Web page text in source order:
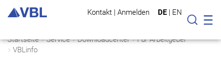
Kontakt | Anmelden DE | EN
Suche
Startseite Service Downloadcenter
Für Arbeitgeber
VBLinfo